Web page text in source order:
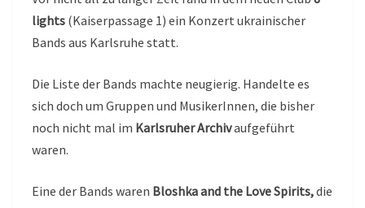
lights (Kaiserpassage 1) ein Konzert ukrainischer
Bands aus Karlsruhe statt.
Die Liste der Bands machte neugierig. Handelte es
sich doch um Gruppen und MusikerInnen, die bisher
noch nicht mal im Karlsruher Archivaufgeführt
waren.
Eine der Bands waren Bloshka and the Love Spirits,die